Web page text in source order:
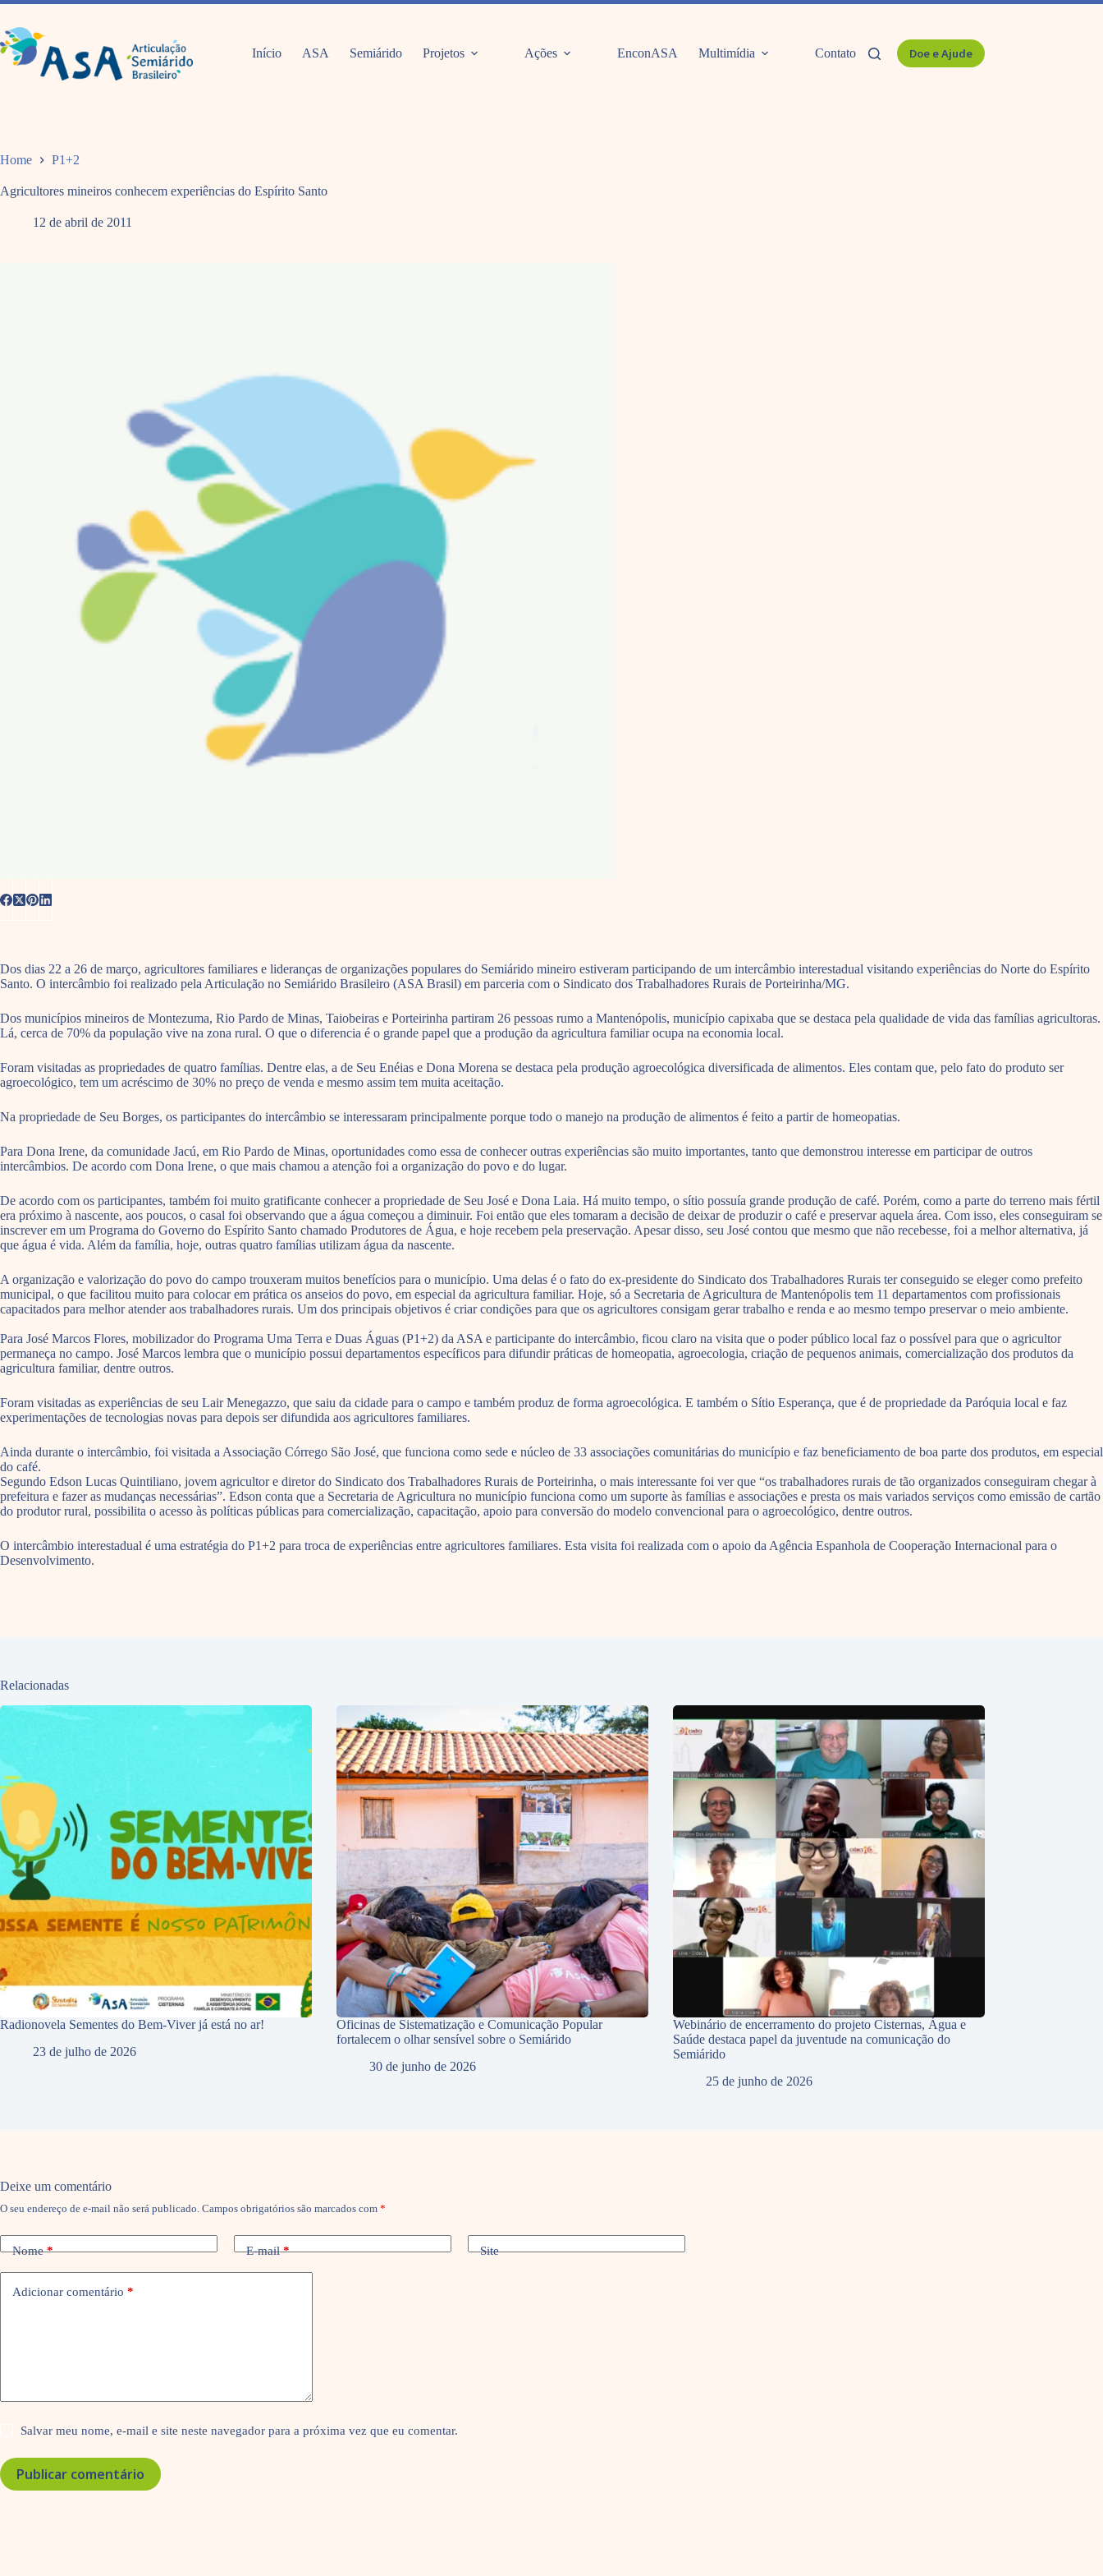
Pular
o
conteúdo
Início ASA Semiárido Projetos Ações EnconASA Multimídia Contato Doe e Ajude
Home P1+2
Agricultores mineiros conhecem experiências do Espírito Santo
12 de abril de 2011
Dos dias 22 a 26 de março, agricultores familiares e lideranças de organizações populares do Semiárido mineiro estiveram participando de um intercâmbio interestadual visitando experiências do Norte do Espírito
Santo. O intercâmbio foi realizado pela Articulação no Semiárido Brasileiro (ASA Brasil) em parceria com o Sindicato dos Trabalhadores Rurais de Porteirinha/MG.
Dos municípios mineiros de Montezuma, Rio Pardo de Minas, Taiobeiras e Porteirinha partiram 26 pessoas rumo a Mantenópolis, município capixaba que se destaca pela qualidade de vida das famílias agricultoras.
Lá, cerca de 70% da população vive na zona rural. O que o diferencia é o grande papel que a produção da agricultura familiar ocupa na economia local.
Foram visitadas as propriedades de quatro famílias. Dentre elas, a de Seu Enéias e Dona Morena se destaca pela produção agroecológica diversificada de alimentos. Eles contam que, pelo fato do produto ser
agroecológico, tem um acréscimo de 30% no preço de venda e mesmo assim tem muita aceitação.
Na propriedade de Seu Borges, os participantes do intercâmbio se interessaram principalmente porque todo o manejo na produção de alimentos é feito a partir de homeopatias.
Para Dona Irene, da comunidade Jacú, em Rio Pardo de Minas, oportunidades como essa de conhecer outras experiências são muito importantes, tanto que demonstrou interesse em participar de outros
intercâmbios. De acordo com Dona Irene, o que mais chamou a atenção foi a organização do povo e do lugar.
De acordo com os participantes, também foi muito gratificante conhecer a propriedade de Seu José e Dona Laia. Há muito tempo, o sítio possuía grande produção de café. Porém, como a parte do terreno mais fértil
era próximo à nascente, aos poucos, o casal foi observando que a água começou a diminuir. Foi então que eles tomaram a decisão de deixar de produzir o café e preservar aquela área. Com isso, eles conseguiram se
inscrever em um Programa do Governo do Espírito Santo chamado Produtores de Água, e hoje recebem pela preservação. Apesar disso, seu José contou que mesmo que não recebesse, foi a melhor alternativa, já
que água é vida. Além da família, hoje, outras quatro famílias utilizam água da nascente.
A organização e valorização do povo do campo trouxeram muitos benefícios para o município. Uma delas é o fato do ex-presidente do Sindicato dos Trabalhadores Rurais ter conseguido se eleger como prefeito
municipal, o que facilitou muito para colocar em prática os anseios do povo, em especial da agricultura familiar. Hoje, só a Secretaria de Agricultura de Mantenópolis tem 11 departamentos com profissionais
capacitados para melhor atender aos trabalhadores rurais. Um dos principais objetivos é criar condições para que os agricultores consigam gerar trabalho e renda e ao mesmo tempo preservar o meio ambiente.
Para José Marcos Flores, mobilizador do Programa Uma Terra e Duas Águas (P1+2) da ASA e participante do intercâmbio, ficou claro na visita que o poder público local faz o possível para que o agricultor
permaneça no campo. José Marcos lembra que o município possui departamentos específicos para difundir práticas de homeopatia, agroecologia, criação de pequenos animais, comercialização dos produtos da
agricultura familiar, dentre outros.
Foram visitadas as experiências de seu Lair Menegazzo, que saiu da cidade para o campo e também produz de forma agroecológica. E também o Sítio Esperança, que é de propriedade da Paróquia local e faz
experimentações de tecnologias novas para depois ser difundida aos agricultores familiares.
Ainda durante o intercâmbio, foi visitada a Associação Córrego São José, que funciona como sede e núcleo de 33 associações comunitárias do município e faz beneficiamento de boa parte dos produtos, em especial
do café.
Segundo Edson Lucas Quintiliano, jovem agricultor e diretor do Sindicato dos Trabalhadores Rurais de Porteirinha, o mais interessante foi ver que “os trabalhadores rurais de tão organizados conseguiram chegar à
prefeitura e fazer as mudanças necessárias”. Edson conta que a Secretaria de Agricultura no município funciona como um suporte às famílias e associações e presta os mais variados serviços como emissão de cartão
do produtor rural, possibilita o acesso às políticas públicas para comercialização, capacitação, apoio para conversão do modelo convencional para o agroecológico, dentre outros.
O intercâmbio interestadual é uma estratégia do P1+2 para troca de experiências entre agricultores familiares. Esta visita foi realizada com o apoio da Agência Espanhola de Cooperação Internacional para o
Desenvolvimento.
Relacionadas
Radionovela Sementes do Bem-Viver já está no ar!
23 de julho de 2026
Oficinas de Sistematização e Comunicação Popular
fortalecem o olhar sensível sobre o Semiárido
30 de junho de 2026
Webinário de encerramento do projeto Cisternas, Água e
Saúde destaca papel da juventude na comunicação do
Semiárido
25 de junho de 2026
Deixe um comentário
O seu endereço de e-mail não será publicado. Campos obrigatórios são marcados com *
Nome* E-mail* Site
Adicionar comentário *
Salvar meu nome, e-mail e site neste navegador para a próxima vez que eu comentar.
Publicar comentário